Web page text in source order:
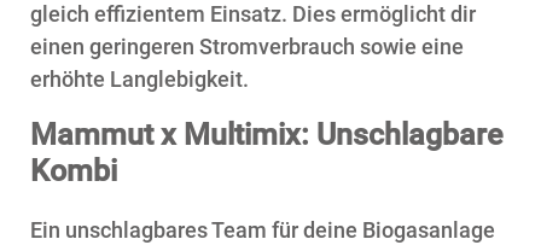
gleich effizientem Einsatz. Dies ermöglicht dir
einen geringeren Stromverbrauch sowie eine
erhöhte Langlebigkeit.
Mammut x Multimix: Unschlagbare
Kombi
Ein unschlagbares Team für deine Biogasanlage